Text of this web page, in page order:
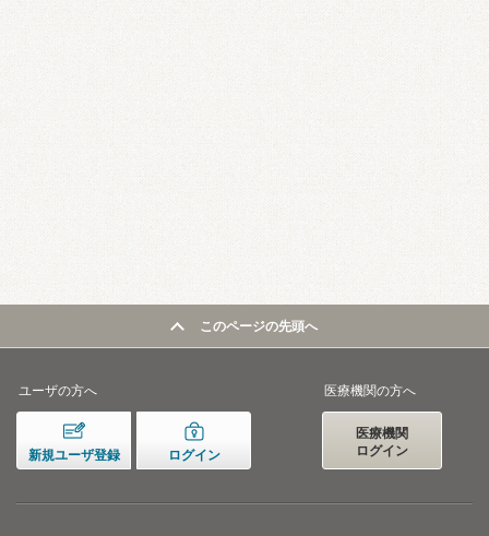
このページの先頭へ
ユーザの方へ
新規ユーザ登録 ログイン
医療機関の方へ
医療機関
ログイン